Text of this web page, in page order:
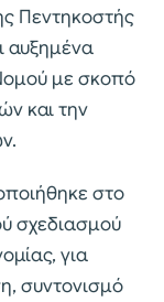
Πεντηκοστής
αυξημένα
με σκοπό
και την
στο
σχεδιασμού
για
συντονισμό